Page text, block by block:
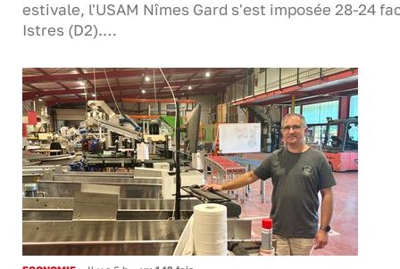
estivale, l'USAM Nîmes Gard s'est imposée 28-24
Istres (D2).…